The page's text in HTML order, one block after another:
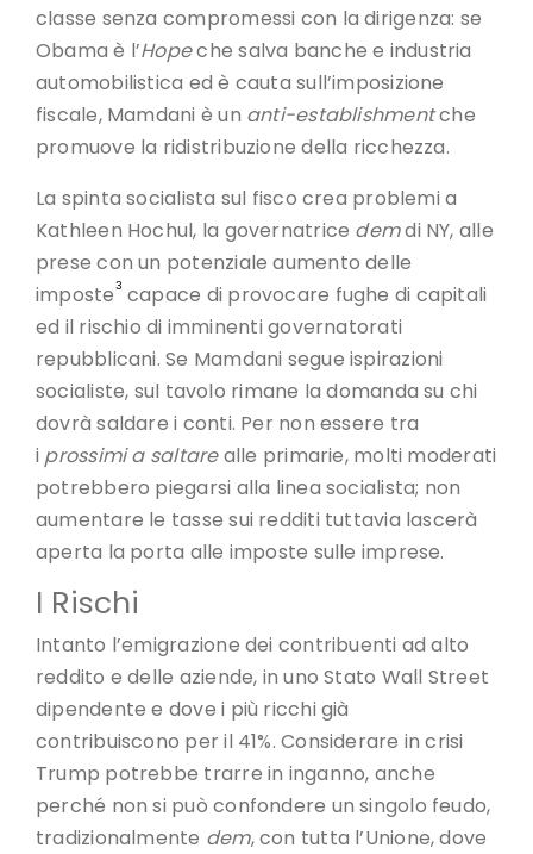
classe senza compromessi con la dirigenza: se
Obama è l’Hopeche salva banche e industria
automobilistica ed è cauta sull’imposizione
fiscale, Mamdani è un anti-establishmentche
promuove la ridistribuzione della ricchezza.
La spinta socialista sul fisco crea problemi a
Kathleen Hochul, la governatrice demdi NY, alle
prese con un potenziale aumento delle
imposte3 capace di provocare fughe di capitali
ed il rischio di imminenti governatorati
repubblicani. Se Mamdani segue ispirazioni
socialiste, sul tavolo rimane la domanda su chi
dovrà saldare i conti. Per non essere tra
i prossimi a saltarealle primarie, molti moderati
potrebbero piegarsi alla linea socialista; non
aumentare le tasse sui redditi tuttavia lascerà
aperta la porta alle imposte sulle imprese.
I Rischi
Intanto l’emigrazione dei contribuenti ad alto
reddito e delle aziende, in uno Stato Wall Street
dipendente e dove i più ricchi già
contribuiscono per il 41%. Considerare in crisi
Trump potrebbe trarre in inganno, anche
perché non si può confondere un singolo feudo,
tradizionalmente dem, con tutta l’Unione, dove